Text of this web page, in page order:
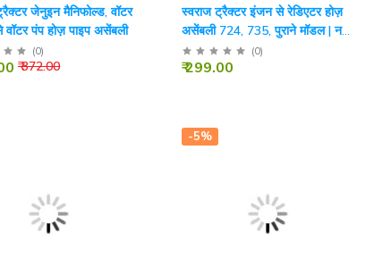
जेनुइन मैनिफोल्ड, वॉटर
पंप होज़ पाइप असेंबली
(0)
₹ 372.00
स्वराज ट्रैक्टर इंजन से रेडिएटर होज़
असेंबली 724, 735, पुराने मॉडल | नए
मॉडल ट्रैक्टर के लिए
(0)
₹ 299.00
-5%